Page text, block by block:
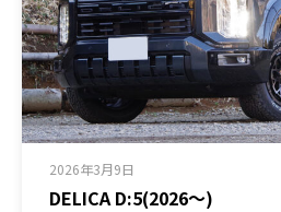
2026年3月9日
DELICA D:5(2026～)